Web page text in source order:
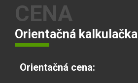
CENA
Orientačná kalkulačka
Orientačná cena: